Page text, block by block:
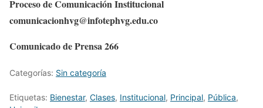
Proceso de Comunicación Institucional
comunicacionhvg@infotephvg.edu.co
Comunicado de Prensa 266
Categorías: Sin categoría
Etiquetas: Bienestar, Clases, Institucional, Principal, Pública,